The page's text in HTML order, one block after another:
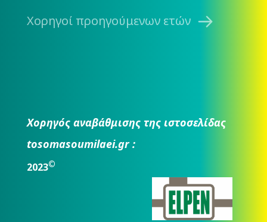
Χορηγοί προηγούμενων ετών
Χορηγός αναβάθμισης της ιστοσελίδας
tosomasoumilaei.gr :
2023©